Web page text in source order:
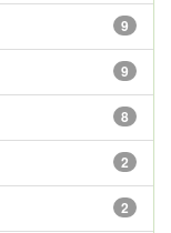
9
9
8
2
2